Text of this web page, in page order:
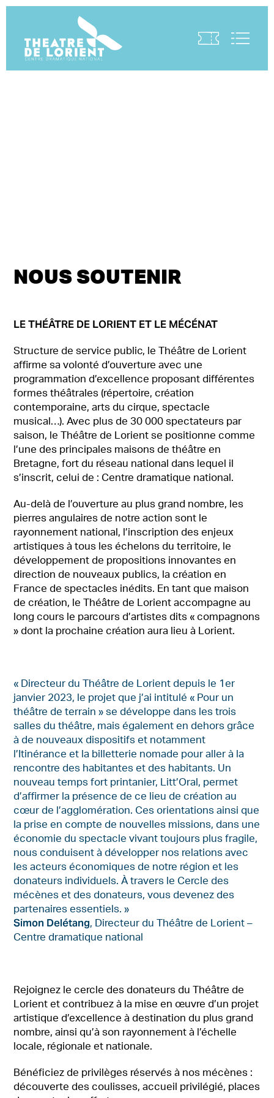
Visite virtuelle
NOUS SOUTENIR
LE THÉÂTRE DE LORIENT ET LE MÉCÉNAT
Structure de service public, le Théâtre de Lorient
affirme sa volonté d’ouverture avec une
programmation d’excellence proposant différentes
formes théâtrales (répertoire, création
contemporaine, arts du cirque, spectacle
musical…). Avec plus de 30 000 spectateurs par
saison, le Théâtre de Lorient se positionne comme
l’une des principales maisons de théâtre en
Bretagne, fort du réseau national dans lequel il
s’inscrit, celui de : Centre dramatique national.
Au-delà de l’ouverture au plus grand nombre, les
pierres angulaires de notre action sont le
rayonnement national, l’inscription des enjeux
artistiques à tous les échelons du territoire, le
développement de propositions innovantes en
direction de nouveaux publics, la création en
France de spectacles inédits. En tant que maison
de création, le Théâtre de Lorient accompagne au
long cours le parcours d’artistes dits « compagnons
» dont la prochaine création aura lieu à Lorient.
« Directeur du Théâtre de Lorient depuis le 1er
janvier 2023, le projet que j’ai intitulé « Pour un
théâtre de terrain » se développe dans les trois
salles du théâtre, mais également en dehors grâce
à de nouveaux dispositifs et notamment
l’Itinérance et la billetterie nomade pour aller à la
rencontre des habitantes et des habitants. Un
nouveau temps fort printanier, Litt’Oral, permet
d’affirmer la présence de ce lieu de création au
cœur de l’agglomération. Ces orientations ainsi que
la prise en compte de nouvelles missions, dans une
économie du spectacle vivant toujours plus fragile,
nous conduisent à développer nos relations avec
les acteurs économiques de notre région et les
donateurs individuels. À travers le Cercle des
mécènes et des donateurs, vous devenez des
partenaires essentiels. »
Simon Delétang, Directeur du Théâtre de Lorient –
Centre dramatique national
Rejoignez le cercle des donateurs du Théâtre de
Lorient et contribuez à la mise en œuvre d’un projet
artistique d’excellence à destination du plus grand
nombre, ainsi qu’à son rayonnement à l’échelle
locale, régionale et nationale.
Bénéficiez de privilèges réservés à nos mécènes :
découverte des coulisses, accueil privilégié, places